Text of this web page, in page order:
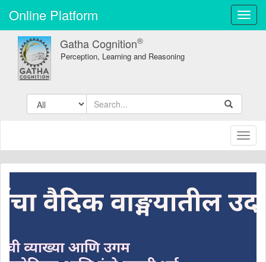
Online Platform
Gatha Cognition®
Perception, Learning and Reasoning